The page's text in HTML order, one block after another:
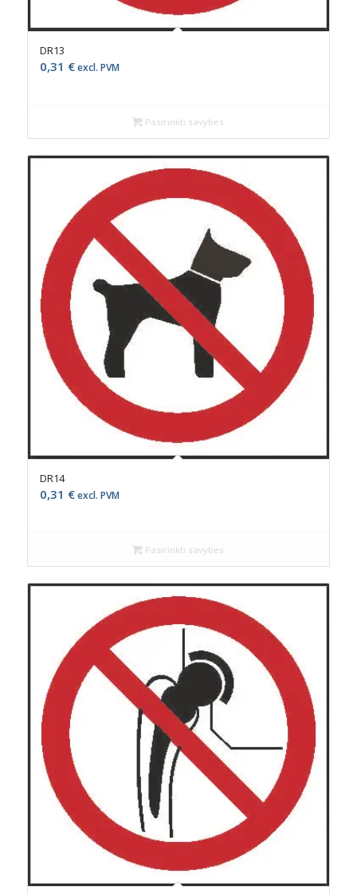
DR13
0,31 €excl. PVM
Pasirinkti savybes
DR14
0,31 €excl. PVM
Pasirinkti savybes